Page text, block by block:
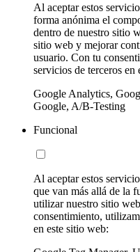
Al aceptar estos
forma anónima el
dentro de nuestro sitio
sitio web y mejorar
usuario. Con tu
servicios de terceros en
Google Analytics,
Google, A/B-Testing
Funcional
Al aceptar estos
que van más allá de la
utilizar nuestro sitio
consentimiento,
en este sitio web: